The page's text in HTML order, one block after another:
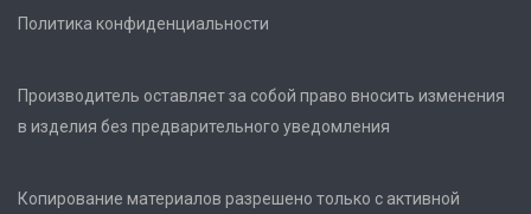
Политика конфиденциальности
Производитель оставляет за собой право вносить изменения
в изделия без предварительного уведомления
Копирование материалов разрешено только с активной